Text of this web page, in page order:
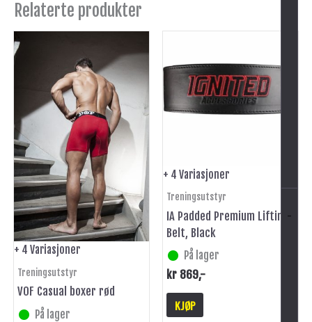
-
Relaterte produkter
+ 4 Variasjoner
Treningsutstyr
VOF Casual boxer rød
På lager
produktet
har
flere
varianter.
Alternativene
kan
velges
på
produktsiden
+ 4 Variasjoner
Treningsutstyr
IA Padded Premium Lifting
Belt, Black
På lager
kr 869,-
KJØP
har
flere
varianter.
på